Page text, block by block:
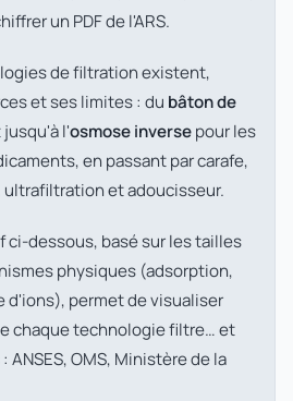
un PDF de l'ARS.
de filtration existent,
et ses limites : du bâton de
l'osmose inversepour les
en passant par carafe,
et adoucisseur.
ci-dessous, basé sur les tailles
physiques (adsorption,
d'ions), permet de visualiser
chaque technologie filtre… et
ANSES, OMS, Ministère de la